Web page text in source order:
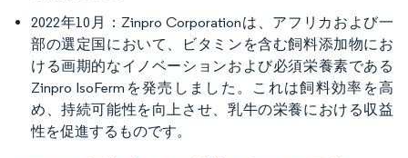
2022年10月：Zinpro Corporationは、アフリカおよび一
部の選定国において、ビタミンを含む飼料添加物にお
ける画期的なイノベーションおよび必須栄養素である
Zinpro IsoFermを発売しました。これは飼料効率を高
め、持続可能性を向上させ、乳牛の栄養における収益
性を促進するものです。